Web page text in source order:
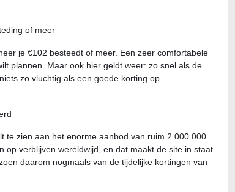
of meer
je €102 besteedt of meer. Een zeer comfortabele
plannen. Maar ook hier geldt weer: zo snel als de
zo vluchtig als een goede korting op
te zien aan het enorme aanbod van ruim 2.000.000
op verblijven wereldwijd, en dat maakt de site in staat
daarom nogmaals van de tijdelijke kortingen van